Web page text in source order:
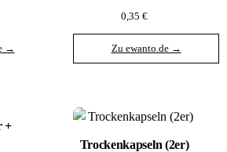
→
0,35 €
Zu ewanto.de →
+
Trockenkapseln (2er)